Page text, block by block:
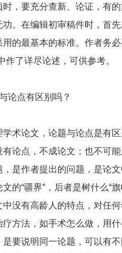
时，要充分查新、论证，有
功。在编辑初审稿件时，首
用的最基本的标准。作者务
作了详尽论述，可供参考。
论点有区别吗？
学术论文，论题与论点是有
有论点，不成论文；也不可
，是作者提出的问题，是论
文的“疆界”，后者是树什么“
中没有高龄人的特点，对任
疗方法，如手术怎么做，用
是要说明同一论题，可以有